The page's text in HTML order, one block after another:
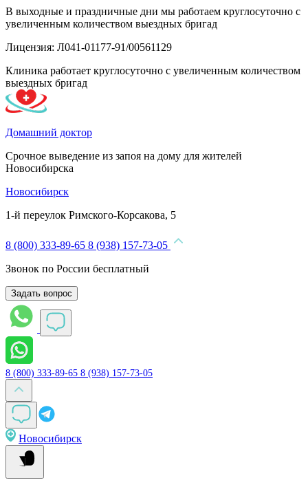
В выходные и праздничные дни мы работаем круглосуточно с
увеличенным количеством выездных бригад
Лицензия: Л041-01177-91/00561129
Клиника работает круглосуточно с увеличенным количеством
выездных бригад
Домашний доктор
Срочное выведение из запоя на дому для жителей
Новосибирска
Новосибирск
1-й переулок Римского-Корсакова, 5
8 (800) 333-89-65 8 (938) 157-73-05
Звонок по России бесплатный
Задать вопрос
8 (800) 333-89-65 8 (938) 157-73-05
Новосибирск